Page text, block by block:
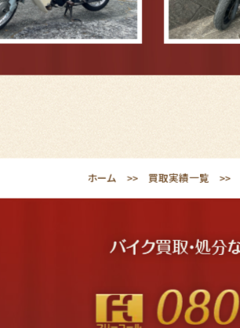
ホーム 買取実績一覧